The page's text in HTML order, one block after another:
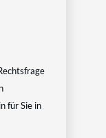
für Sie in